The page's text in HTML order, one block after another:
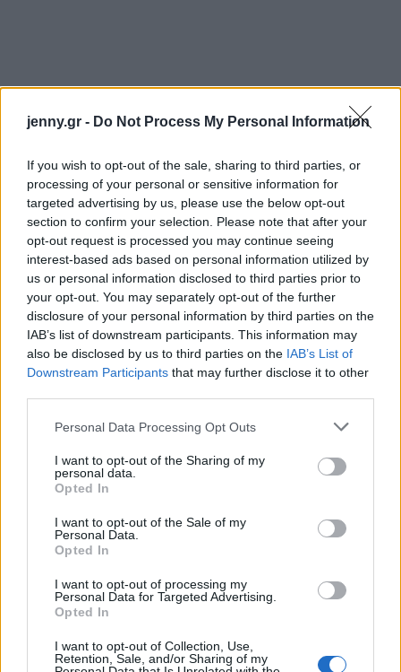
jenny.gr - Do Not Process My Personal Information
If you wish to opt-out of the sale, sharing to third parties, or
processing of your personal or sensitive information for
targeted advertising by us, please use the below opt-out
section to confirm your selection. Please note that after your
opt-out request is processed you may continue seeing
interest-based ads based on personal information utilized by
us or personal information disclosed to third parties prior to
your opt-out. You may separately opt-out of the further
disclosure of your personal information by third parties on the
IAB’s list of downstream participants. This information may
also be disclosed by us to third parties on the IAB’s List of
Downstream Participants that may further disclose it to other
Please note that this website/app uses one or more Google
not limited to your visit or usage behaviour. You may click to
grant or deny consent to Google and its third-party tags to
use your data for below specified purposes in below Google
consent section.
Personal Data Processing Opt Outs
I want to opt-out of the Sharing of my
personal data.
Opted In
I want to opt-out of the Sale of my
Personal Data.
Opted In
I want to opt-out of processing my
Personal Data for Targeted Advertising.
Opted In
I want to opt-out of Collection, Use,
Retention, Sale, and/or Sharing of my
Σηκώνεσαι. Πίνεις το νερό σου ενυδατώνεσαι και
φεύγεις για την πρωινή σου προπόνηση. Γεμίζεις
προλαβαίνεις όλα).
Ξέρω, ότι γελάς καταβάθος και σκέφτεσαι «δεν
παίζει». Ε, λοιπόν παίζει.
Και αν δεν πιστεύεις εμένα, τσέκαρε το TikTok. Σε
προειδοποιώ ότι οι πρώτες ημέρες θα είναι
δύσκολες. Και θα χρειαστεί χρόνος, απόφαση και
πείσμα μέχρι να γίνει αυτή η ώρα, το πρωινό σου